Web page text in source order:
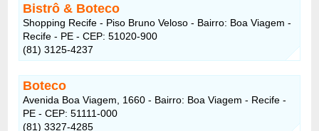
Bistrô & Boteco
Shopping Recife - Piso Bruno Veloso - Bairro: Boa Viagem -
Recife - PE - CEP: 51020-900
(81) 3125-4237
Boteco
Avenida Boa Viagem, 1660 - Bairro: Boa Viagem - Recife -
PE - CEP: 51111-000
(81) 3327-4285